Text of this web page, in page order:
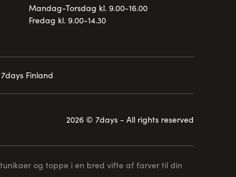
Mandag-Torsdag kl. 9.00-16.00
Fredag kl. 9.00-14.30
7days Finland
2026 © 7days - All rights reserved
og toppe i en bred vifte af farver til din